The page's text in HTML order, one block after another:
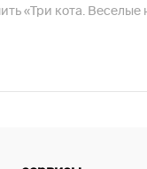
«Три кота.